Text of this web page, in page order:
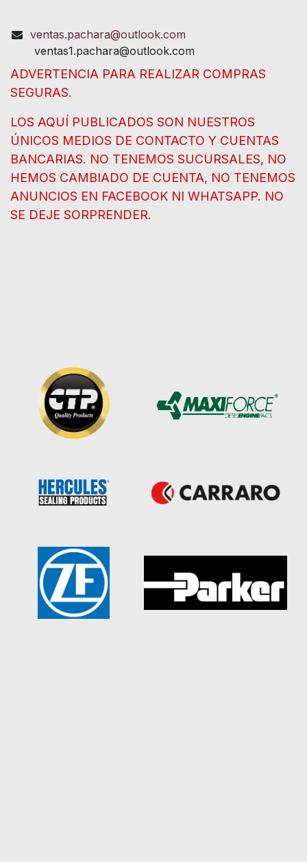
ventas.pachara@outlook.com
ventas1.pachara@outlook.com
ADVERTENCIA PARA REALIZAR COMPRAS
SEGURAS.
LOS AQUÍ PUBLICADOS SON NUESTROS
ÚNICOS MEDIOS DE CONTACTO Y CUENTAS
BANCARIAS. NO TENEMOS SUCURSALES, NO
HEMOS CAMBIADO DE CUENTA, NO TENEMOS
ANUNCIOS EN FACEBOOK NI WHATSAPP. NO
SE DEJE SORPRENDER.